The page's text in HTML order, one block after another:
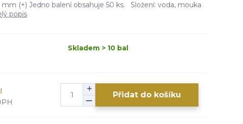
(+) Jedno balení obsahuje 50 ks. Složení: voda, mouka
popis
Skladem > 10 bal
Přidat do košíku